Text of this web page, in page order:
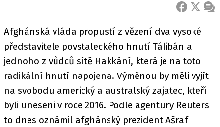
FACEBOOK
X
Afghánská vláda propustí z vězení dva vysoké
představitele povstaleckého hnutí Tálibán a
jednoho z vůdců sítě Hakkání, která je na toto
radikální hnutí napojena. Výměnou by měli vyjít
na svobodu americký a australský zajatec, kteří
byli uneseni v roce 2016. Podle agentury Reuters
to dnes oznámil afghánský prezident Ašraf